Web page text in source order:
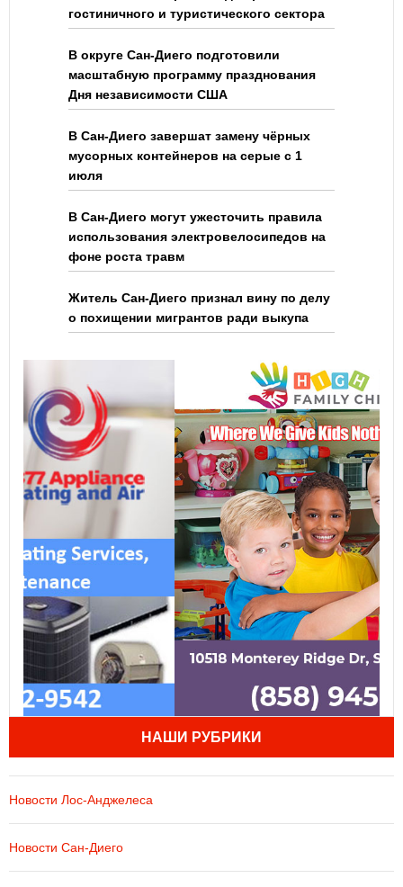
гостиничного и туристического сектора
В округе Сан-Диего подготовили
масштабную программу празднования
Дня независимости США
В Сан-Диего завершат замену чёрных
мусорных контейнеров на серые с 1
июля
В Сан-Диего могут ужесточить правила
использования электровелосипедов на
фоне роста травм
Житель Сан-Диего признал вину по делу
о похищении мигрантов ради выкупа
НАШИ РУБРИКИ
Новости Лос-Анджелеса
Новости Сан-Диего